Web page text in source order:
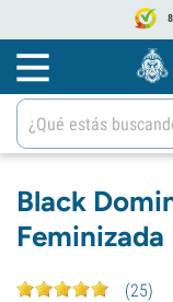
Black
Feminizada
(25)